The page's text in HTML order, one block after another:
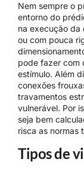
Nem sempre o
entorno do
na execução da
ou com pouca
pode fazer com
estímulo. Além
conexões
travamentos
vulnerável. Por
seja bem
risca as normas
Tipos de